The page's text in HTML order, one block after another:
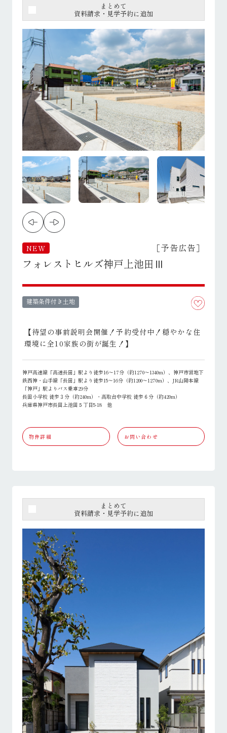
まとめて
資料請求・見学予約に追加
NEW ［予告広告］
フォレストヒルズ神戸上池田Ⅲ
建築条件付き土地
【待望の事前説明会開催！予約受付中！穏やかな住
環境に全10家族の街が誕生！】
神戸高速線「高速長田」駅より徒歩16～17分（約1270～1340m）、神戸市営地下
鉄西神・山手線「長田」駅より徒歩15～16分（約1200～1270m）、JR山陽本線
「神戸」駅よりバス乗車29分
長田小学校 徒歩３分（約240m）・高取台中学校 徒歩６分（約420m）
兵庫県神戸市長田上池田５丁目5-18 他
物件詳細 お問い合わせ
まとめて
資料請求・見学予約に追加